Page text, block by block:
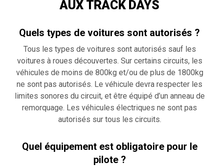
AUX TRACK DAYS
Quels types de voitures sont autorisés ?
Tous les types de voitures sont autorisés sauf les
voitures à roues découvertes. Sur certains circuits, les
véhicules de moins de 800kg et/ou de plus de 1800kg
ne sont pas autorisés. Le véhicule devra respecter les
limites sonores du circuit, et être équipé d’un anneau de
remorquage. Les véhicules électriques ne sont pas
autorisés sur tous les circuits.
Quel équipement est obligatoire pour le
pilote ?